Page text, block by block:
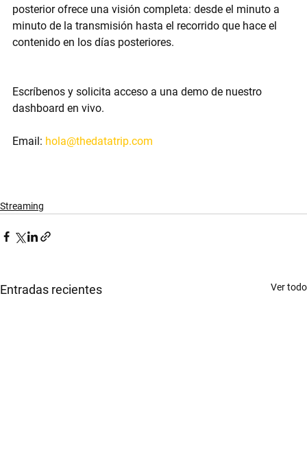
posterior ofrece una visión completa: desde el minuto a
minuto de la transmisión hasta el recorrido que hace el
contenido en los días posteriores.
Escríbenos y solicita acceso a una demo de nuestro
dashboard en vivo.
Email: hola@thedatatrip.com
Streaming
Entradas recientes Ver todo